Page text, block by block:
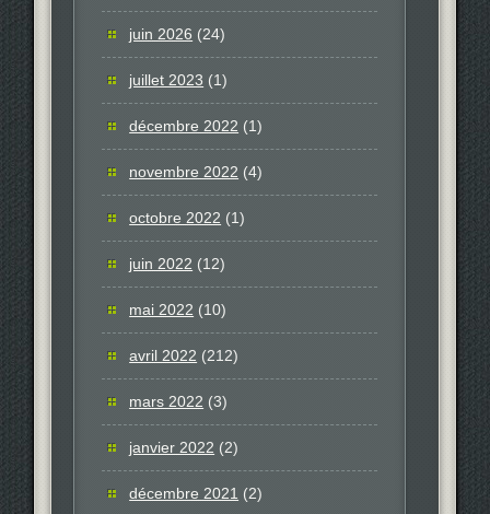
juin 2026 (24)
juillet 2023 (1)
décembre 2022 (1)
novembre 2022 (4)
octobre 2022 (1)
juin 2022 (12)
mai 2022 (10)
avril 2022 (212)
mars 2022 (3)
janvier 2022 (2)
décembre 2021 (2)